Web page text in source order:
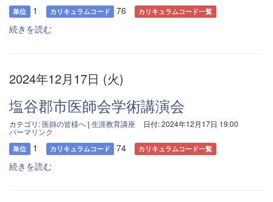
単位 1 カリキュラムコード 76 カリキュラムコード一覧
続きを読む
2024年12月17日 (火)
塩谷郡市医師会学術講演会
カテゴリ:医師の皆様へ | 生涯教育講座 日付: 2024年12月17日 19:00
パーマリンク
単位 1 カリキュラムコード 74 カリキュラムコード一覧
続きを読む